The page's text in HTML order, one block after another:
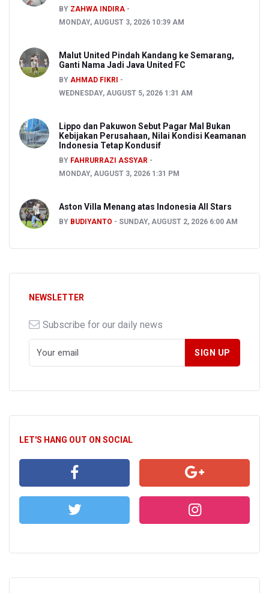
BY ZAHWA INDIRA
MONDAY, AUGUST 3, 2026 10:39 AM
Malut United Pindah Kandang ke Semarang,
Ganti Nama Jadi Java United FC
BY AHMAD FIKRI
WEDNESDAY, AUGUST 5, 2026 1:31 AM
Lippo dan Pakuwon Sebut Pagar Mal Bukan
Kebijakan Perusahaan, Nilai Kondisi Keamanan
Indonesia Tetap Kondusif
BY FAHRURRAZI ASSYAR
MONDAY, AUGUST 3, 2026 1:31 PM
Aston Villa Menang atas Indonesia All Stars
BY BUDIYANTO SUNDAY, AUGUST 2, 2026 6:00 AM
NEWSLETTER
Subscribe for our daily news
LET'S HANG OUT ON SOCIAL